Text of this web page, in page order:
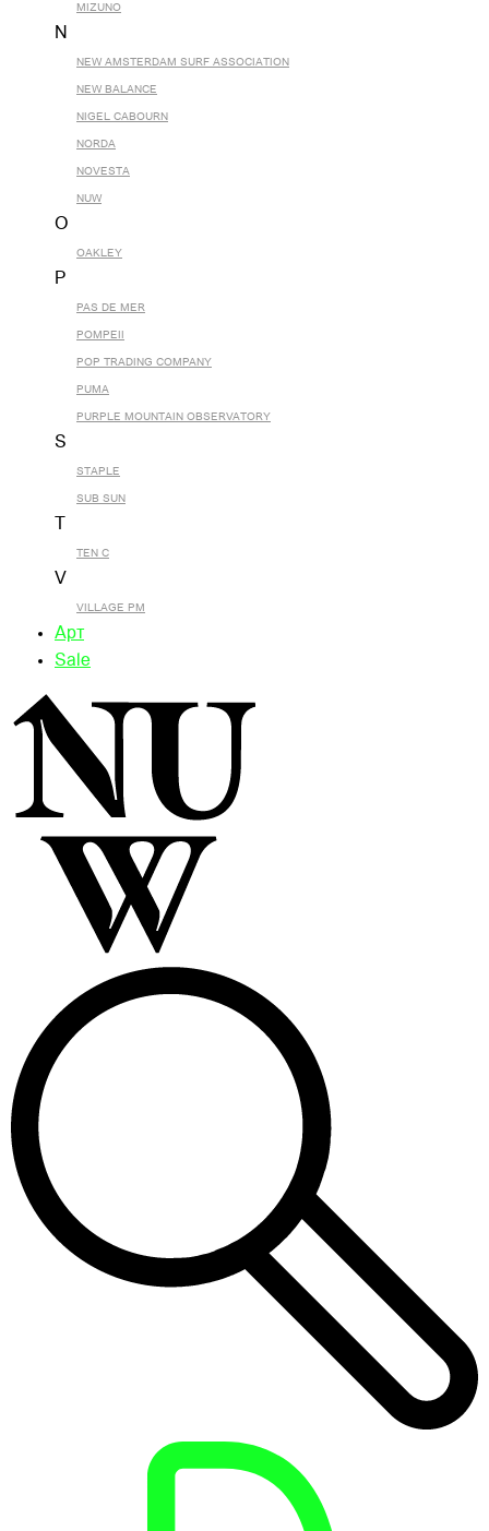
MIZUNO
N
NEW AMSTERDAM SURF ASSOCIATION
NEW BALANCE
NIGEL CABOURN
NORDA
NOVESTA
NUW
O
OAKLEY
P
PAS DE MER
POMPEII
POP TRADING COMPANY
PUMA
PURPLE MOUNTAIN OBSERVATORY
S
STAPLE
SUB SUN
TEN C
V
VILLAGE PM
Арт
Sale